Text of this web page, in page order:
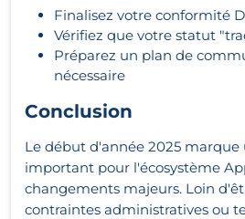
Finalisez votre conformité
Vérifiez que votre statut
Préparez un plan de
nécessaire
Conclusion
Le début d'année 2025
important pour l'écosystème
changements majeurs. Loin
contraintes administratives ou